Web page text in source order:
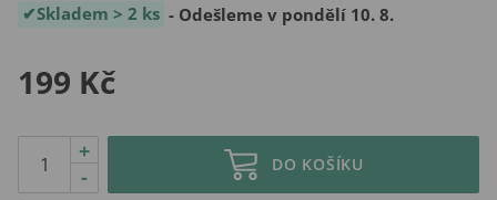
Skladem > 2 ks - Odešleme v pondělí 10. 8.
199 Kč
-
+
DO KOŠÍKU